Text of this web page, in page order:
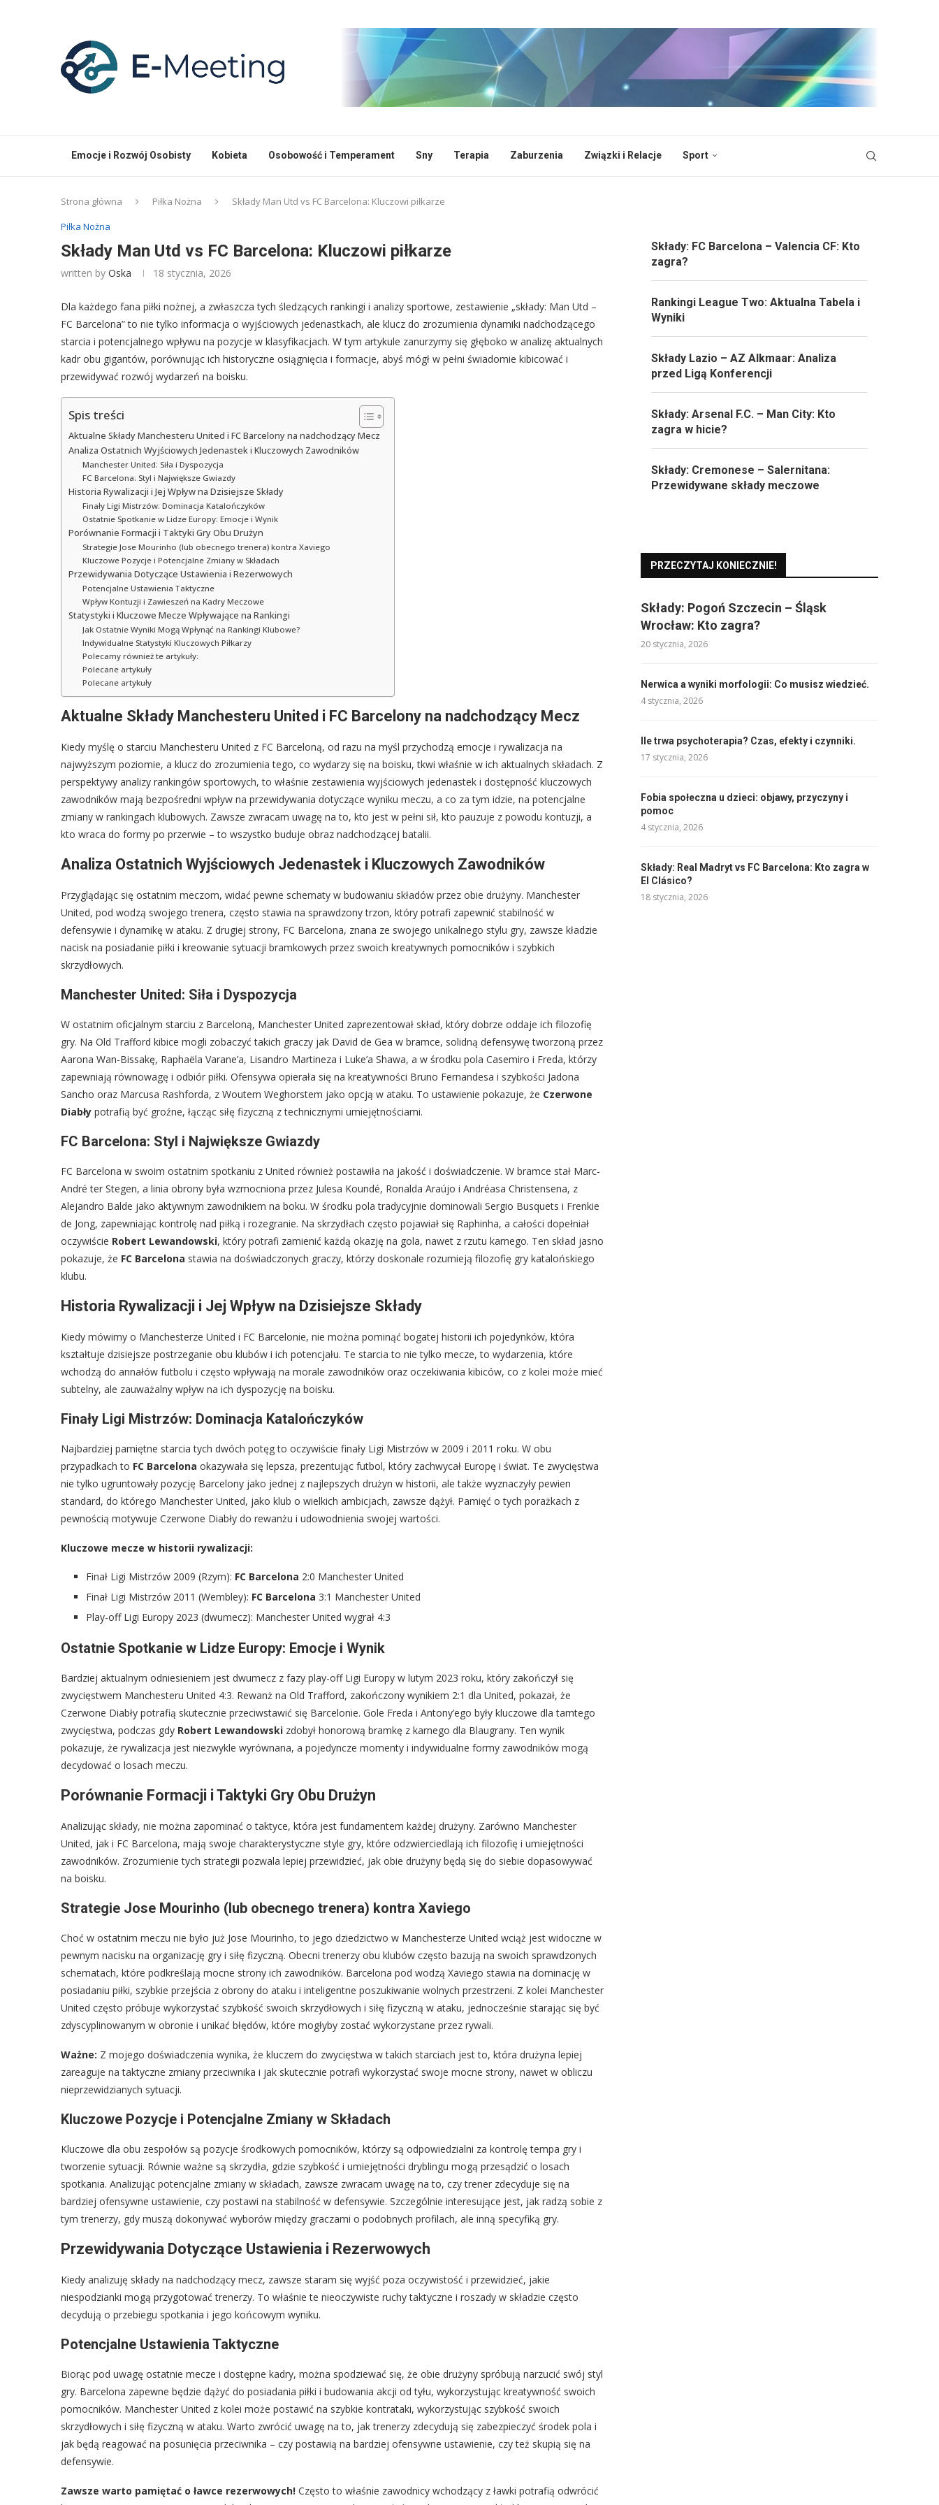
Emocje i Rozwój Osobisty Kobieta Osobowość i Temperament Sny Terapia Zaburzenia Związki i Relacje Sport
Strona główna Piłka Nożna
Składy Man Utd vs FC Barcelona: Kluczowi piłkarze
Piłka Nożna
Składy Man Utd vs FC Barcelona: Kluczowi piłkarze
written by Oska 18 stycznia, 2026
Dla każdego fana piłki nożnej, a zwłaszcza tych śledzących rankingi i analizy sportowe, zestawienie „składy: Man Utd –
FC Barcelona” to nie tylko informacja o wyjściowych jedenastkach, ale klucz do zrozumienia dynamiki nadchodzącego
starcia i potencjalnego wpływu na pozycje w klasyfikacjach. W tym artykule zanurzymy się głęboko w analizę aktualnych
kadr obu gigantów, porównując ich historyczne osiągnięcia i formacje, abyś mógł w pełni świadomie kibicować i
przewidywać rozwój wydarzeń na boisku.
Spis treści
Aktualne Składy Manchesteru United i FC Barcelony na nadchodzący Mecz
Analiza Ostatnich Wyjściowych Jedenastek i Kluczowych Zawodników
Manchester United: Siła i Dyspozycja
FC Barcelona: Styl i Największe Gwiazdy
Historia Rywalizacji i Jej Wpływ na Dzisiejsze Składy
Finały Ligi Mistrzów: Dominacja Katalończyków
Ostatnie Spotkanie w Lidze Europy: Emocje i Wynik
Porównanie Formacji i Taktyki Gry Obu Drużyn
Strategie Jose Mourinho (lub obecnego trenera) kontra Xaviego
Kluczowe Pozycje i Potencjalne Zmiany w Składach
Przewidywania Dotyczące Ustawienia i Rezerwowych
Potencjalne Ustawienia Taktyczne
Wpływ Kontuzji i Zawieszeń na Kadry Meczowe
Statystyki i Kluczowe Mecze Wpływające na Rankingi
Jak Ostatnie Wyniki Mogą Wpłynąć na Rankingi Klubowe?
Indywidualne Statystyki Kluczowych Piłkarzy
Polecamy również te artykuły:
Polecane artykuły
Polecane artykuły
Aktualne Składy Manchesteru United i FC Barcelony na nadchodzący Mecz
Kiedy myślę o starciu Manchesteru United z FC Barceloną, od razu na myśl przychodzą emocje i rywalizacja na
najwyższym poziomie, a klucz do zrozumienia tego, co wydarzy się na boisku, tkwi właśnie w ich aktualnych składach. Z
perspektywy analizy rankingów sportowych, to właśnie zestawienia wyjściowych jedenastek i dostępność kluczowych
zawodników mają bezpośredni wpływ na przewidywania dotyczące wyniku meczu, a co za tym idzie, na potencjalne
zmiany w rankingach klubowych. Zawsze zwracam uwagę na to, kto jest w pełni sił, kto pauzuje z powodu kontuzji, a
kto wraca do formy po przerwie – to wszystko buduje obraz nadchodzącej batalii.
Analiza Ostatnich Wyjściowych Jedenastek i Kluczowych Zawodników
Przyglądając się ostatnim meczom, widać pewne schematy w budowaniu składów przez obie drużyny. Manchester
United, pod wodzą swojego trenera, często stawia na sprawdzony trzon, który potrafi zapewnić stabilność w
defensywie i dynamikę w ataku. Z drugiej strony, FC Barcelona, znana ze swojego unikalnego stylu gry, zawsze kładzie
nacisk na posiadanie piłki i kreowanie sytuacji bramkowych przez swoich kreatywnych pomocników i szybkich
skrzydłowych.
Manchester United: Siła i Dyspozycja
W ostatnim oficjalnym starciu z Barceloną, Manchester United zaprezentował skład, który dobrze oddaje ich filozofię
gry. Na Old Trafford kibice mogli zobaczyć takich graczy jak David de Gea w bramce, solidną defensywę tworzoną przez
Aarona Wan-Bissakę, Raphaëla Varane’a, Lisandro Martineza i Luke’a Shawa, a w środku pola Casemiro i Freda, którzy
zapewniają równowagę i odbiór piłki. Ofensywa opierała się na kreatywności Bruno Fernandesa i szybkości Jadona
Sancho oraz Marcusa Rashforda, z Woutem Weghorstem jako opcją w ataku. To ustawienie pokazuje, że Czerwone
Diabły potrafią być groźne, łącząc siłę fizyczną z technicznymi umiejętnościami.
FC Barcelona: Styl i Największe Gwiazdy
FC Barcelona w swoim ostatnim spotkaniu z United również postawiła na jakość i doświadczenie. W bramce stał Marc-
André ter Stegen, a linia obrony była wzmocniona przez Julesa Koundé, Ronalda Araújo i Andréasa Christensena, z
Alejandro Balde jako aktywnym zawodnikiem na boku. W środku pola tradycyjnie dominowali Sergio Busquets i Frenkie
de Jong, zapewniając kontrolę nad piłką i rozegranie. Na skrzydłach często pojawiał się Raphinha, a całości dopełniał
oczywiście Robert Lewandowski, który potrafi zamienić każdą okazję na gola, nawet z rzutu karnego. Ten skład jasno
pokazuje, że FC Barcelona stawia na doświadczonych graczy, którzy doskonale rozumieją filozofię gry katalońskiego
klubu.
Historia Rywalizacji i Jej Wpływ na Dzisiejsze Składy
Kiedy mówimy o Manchesterze United i FC Barcelonie, nie można pominąć bogatej historii ich pojedynków, która
kształtuje dzisiejsze postrzeganie obu klubów i ich potencjału. Te starcia to nie tylko mecze, to wydarzenia, które
wchodzą do annałów futbolu i często wpływają na morale zawodników oraz oczekiwania kibiców, co z kolei może mieć
subtelny, ale zauważalny wpływ na ich dyspozycję na boisku.
Finały Ligi Mistrzów: Dominacja Katalończyków
Najbardziej pamiętne starcia tych dwóch potęg to oczywiście finały Ligi Mistrzów w 2009 i 2011 roku. W obu
przypadkach to FC Barcelona okazywała się lepsza, prezentując futbol, który zachwycał Europę i świat. Te zwycięstwa
nie tylko ugruntowały pozycję Barcelony jako jednej z najlepszych drużyn w historii, ale także wyznaczyły pewien
standard, do którego Manchester United, jako klub o wielkich ambicjach, zawsze dążył. Pamięć o tych porażkach z
pewnością motywuje Czerwone Diabły do rewanżu i udowodnienia swojej wartości.
Kluczowe mecze w historii rywalizacji:
Finał Ligi Mistrzów 2009 (Rzym): FC Barcelona 2:0 Manchester United
Finał Ligi Mistrzów 2011 (Wembley): FC Barcelona 3:1 Manchester United
Play-off Ligi Europy 2023 (dwumecz): Manchester United wygrał 4:3
Ostatnie Spotkanie w Lidze Europy: Emocje i Wynik
Bardziej aktualnym odniesieniem jest dwumecz z fazy play-off Ligi Europy w lutym 2023 roku, który zakończył się
zwycięstwem Manchesteru United 4:3. Rewanż na Old Trafford, zakończony wynikiem 2:1 dla United, pokazał, że
Czerwone Diabły potrafią skutecznie przeciwstawić się Barcelonie. Gole Freda i Antony’ego były kluczowe dla tamtego
zwycięstwa, podczas gdy Robert Lewandowski zdobył honorową bramkę z karnego dla Blaugrany. Ten wynik
pokazuje, że rywalizacja jest niezwykle wyrównana, a pojedyncze momenty i indywidualne formy zawodników mogą
decydować o losach meczu.
Porównanie Formacji i Taktyki Gry Obu Drużyn
Analizując składy, nie można zapominać o taktyce, która jest fundamentem każdej drużyny. Zarówno Manchester
United, jak i FC Barcelona, mają swoje charakterystyczne style gry, które odzwierciedlają ich filozofię i umiejętności
zawodników. Zrozumienie tych strategii pozwala lepiej przewidzieć, jak obie drużyny będą się do siebie dopasowywać
na boisku.
Strategie Jose Mourinho (lub obecnego trenera) kontra Xaviego
Choć w ostatnim meczu nie było już Jose Mourinho, to jego dziedzictwo w Manchesterze United wciąż jest widoczne w
pewnym nacisku na organizację gry i siłę fizyczną. Obecni trenerzy obu klubów często bazują na swoich sprawdzonych
schematach, które podkreślają mocne strony ich zawodników. Barcelona pod wodzą Xaviego stawia na dominację w
posiadaniu piłki, szybkie przejścia z obrony do ataku i inteligentne poszukiwanie wolnych przestrzeni. Z kolei Manchester
United często próbuje wykorzystać szybkość swoich skrzydłowych i siłę fizyczną w ataku, jednocześnie starając się być
zdyscyplinowanym w obronie i unikać błędów, które mogłyby zostać wykorzystane przez rywali.
Ważne: Z mojego doświadczenia wynika, że kluczem do zwycięstwa w takich starciach jest to, która drużyna lepiej
zareaguje na taktyczne zmiany przeciwnika i jak skutecznie potrafi wykorzystać swoje mocne strony, nawet w obliczu
nieprzewidzianych sytuacji.
Kluczowe Pozycje i Potencjalne Zmiany w Składach
Kluczowe dla obu zespołów są pozycje środkowych pomocników, którzy są odpowiedzialni za kontrolę tempa gry i
tworzenie sytuacji. Równie ważne są skrzydła, gdzie szybkość i umiejętności dryblingu mogą przesądzić o losach
spotkania. Analizując potencjalne zmiany w składach, zawsze zwracam uwagę na to, czy trener zdecyduje się na
bardziej ofensywne ustawienie, czy postawi na stabilność w defensywie. Szczególnie interesujące jest, jak radzą sobie z
tym trenerzy, gdy muszą dokonywać wyborów między graczami o podobnych profilach, ale inną specyfiką gry.
Przewidywania Dotyczące Ustawienia i Rezerwowych
Kiedy analizuję składy na nadchodzący mecz, zawsze staram się wyjść poza oczywistość i przewidzieć, jakie
niespodzianki mogą przygotować trenerzy. To właśnie te nieoczywiste ruchy taktyczne i roszady w składzie często
decydują o przebiegu spotkania i jego końcowym wyniku.
Potencjalne Ustawienia Taktyczne
Biorąc pod uwagę ostatnie mecze i dostępne kadry, można spodziewać się, że obie drużyny spróbują narzucić swój styl
gry. Barcelona zapewne będzie dążyć do posiadania piłki i budowania akcji od tyłu, wykorzystując kreatywność swoich
pomocników. Manchester United z kolei może postawić na szybkie kontrataki, wykorzystując szybkość swoich
skrzydłowych i siłę fizyczną w ataku. Warto zwrócić uwagę na to, jak trenerzy zdecydują się zabezpieczyć środek pola i
jak będą reagować na posunięcia przeciwnika – czy postawią na bardziej ofensywne ustawienie, czy też skupią się na
defensywie.
Zawsze warto pamiętać o ławce rezerwowych! Często to właśnie zawodnicy wchodzący z ławki potrafią odwrócić
Składy: FC Barcelona – Valencia CF: Kto
zagra?
Rankingi League Two: Aktualna Tabela i
Wyniki
Składy Lazio – AZ Alkmaar: Analiza
przed Ligą Konferencji
Składy: Arsenal F.C. – Man City: Kto
zagra w hicie?
Składy: Cremonese – Salernitana:
Przewidywane składy meczowe
PRZECZYTAJ KONIECZNIE!
Składy: Pogoń Szczecin – Śląsk
Wrocław: Kto zagra?
20 stycznia, 2026
Nerwica a wyniki morfologii: Co musisz wiedzieć.
4 stycznia, 2026
Ile trwa psychoterapia? Czas, efekty i czynniki.
17 stycznia, 2026
Fobia społeczna u dzieci: objawy, przyczyny i
pomoc
4 stycznia, 2026
Składy: Real Madryt vs FC Barcelona: Kto zagra w
El Clásico?
18 stycznia, 2026